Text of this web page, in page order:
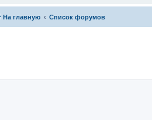
На главную Список форумов